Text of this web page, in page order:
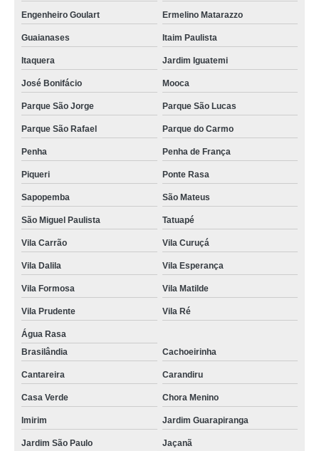
Engenheiro Goulart Ermelino Matarazzo
Guaianases Itaim Paulista
Itaquera Jardim Iguatemi
José Bonifácio Mooca
Parque São Jorge Parque São Lucas
Parque São Rafael Parque do Carmo
Penha Penha de França
Piqueri Ponte Rasa
Sapopemba São Mateus
São Miguel Paulista Tatuapé
Vila Carrão Vila Curuçá
Vila Dalila Vila Esperança
Vila Formosa Vila Matilde
Vila Prudente Vila Ré
Água Rasa
Brasilândia
Cachoeirinha
Cantareira Carandiru
Casa Verde Chora Menino
Imirim Jardim Guarapiranga
Jardim São Paulo Jaçanã